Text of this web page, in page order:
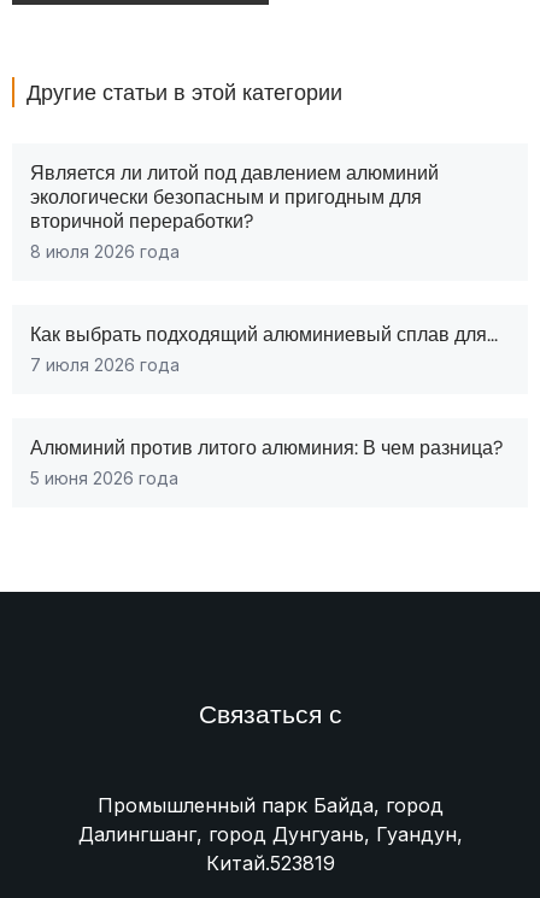
Другие статьи в этой категории
Является ли литой под давлением алюминий
экологически безопасным и пригодным для
вторичной переработки?
8 июля 2026 года
Как выбрать подходящий алюминиевый сплав для...
7 июля 2026 года
Алюминий против литого алюминия: В чем разница?
5 июня 2026 года
Связаться с
Промышленный парк Байда, город
Далингшанг, город Дунгуань, Гуандун,
Китай.523819